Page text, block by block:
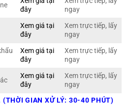
đây
ngay
Xem giá tại
đây
Xem trực tiếp, lấy
ngay
Xem giá tại
đây
Xem trực tiếp, lấy
ngay
Xem giá tại
đây
Xem trực tiếp, lấy
ngay
(THỜI GIAN XỬ LÝ: 30-40 PHÚT)